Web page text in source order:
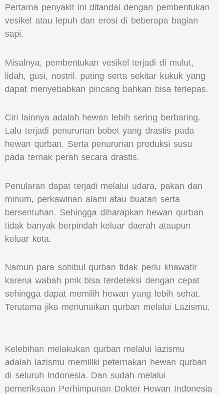
Pertama penyakit ini ditandai dengan pembentukan
vesikel atau lepuh dan erosi di beberapa bagian
sapi.
Misalnya, pembentukan vesikel terjadi di mulut,
lidah, gusi, nostril, puting serta sekitar kukuk yang
dapat menyebabkan pincang bahkan bisa terlepas.
Ciri lainnya adalah hewan lebih sering berbaring.
Lalu terjadi penurunan bobot yang drastis pada
hewan qurban. Serta penurunan produksi susu
pada ternak perah secara drastis.
Penularan dapat terjadi melalui udara, pakan dan
minum, perkawinan alami atau buatan serta
bersentuhan. Sehingga diharapkan hewan qurban
tidak banyak berpindah keluar daerah ataupun
keluar kota.
Namun para sohibul qurban tidak perlu khawatir
karena wabah pmk bisa terdeteksi dengan cepat
sehingga dapat memilih hewan yang lebih sehat.
Terutama jika menunaikan qurban melalui Lazismu.
Kelebihan melakukan qurban melalui lazismu
adalah lazismu memiliki peternakan hewan qurban
di seluruh Indonesia. Dan sudah melalui
pemeriksaan Perhimpunan Dokter Hewan Indonesia